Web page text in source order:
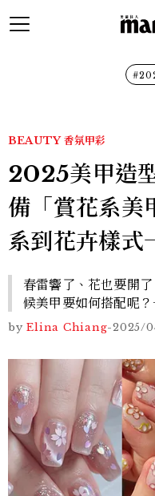
BEAUTY 香氛甲彩
2025美甲造
備「賞花系美
系到花卉樣式
春雷響了、花也要開
候美甲要如何搭配呢？
by Elina Chiang-2025/